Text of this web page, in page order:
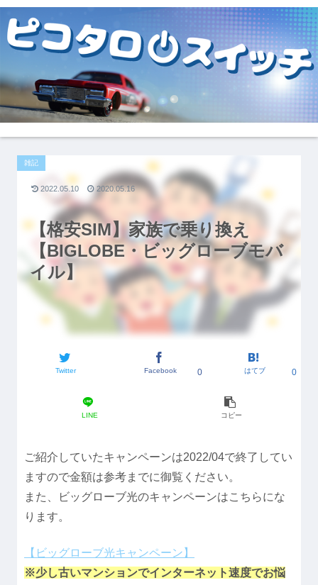
【格安SIM】家族で乗り換え
【BIGLOBE・ビッグローブモバ
イル】
雑記
Twitter Facebook 0 はてブ 0
LINE コピー
2022.05.10 2020.05.16
ご紹介していたキャンペーンは2022/04で終了してい
ますので金額は参考までに御覧ください。
また、ビッグローブ光のキャンペーンはこちらにな
ります。
【ビッグローブ光キャンペーン】
※少し古いマンションでインターネット速度でお悩